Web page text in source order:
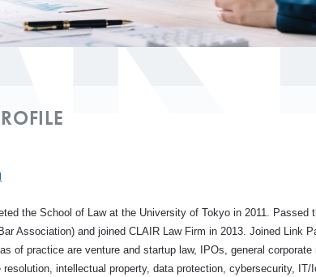
the School of Law at the University of Tokyo in 2011. Passed
Association) and joined CLAIR Law Firm in 2013. Joined Link
of practice are venture and startup law, IPOs, general corporate
intellectual property, data protection, cybersecurity, IT/